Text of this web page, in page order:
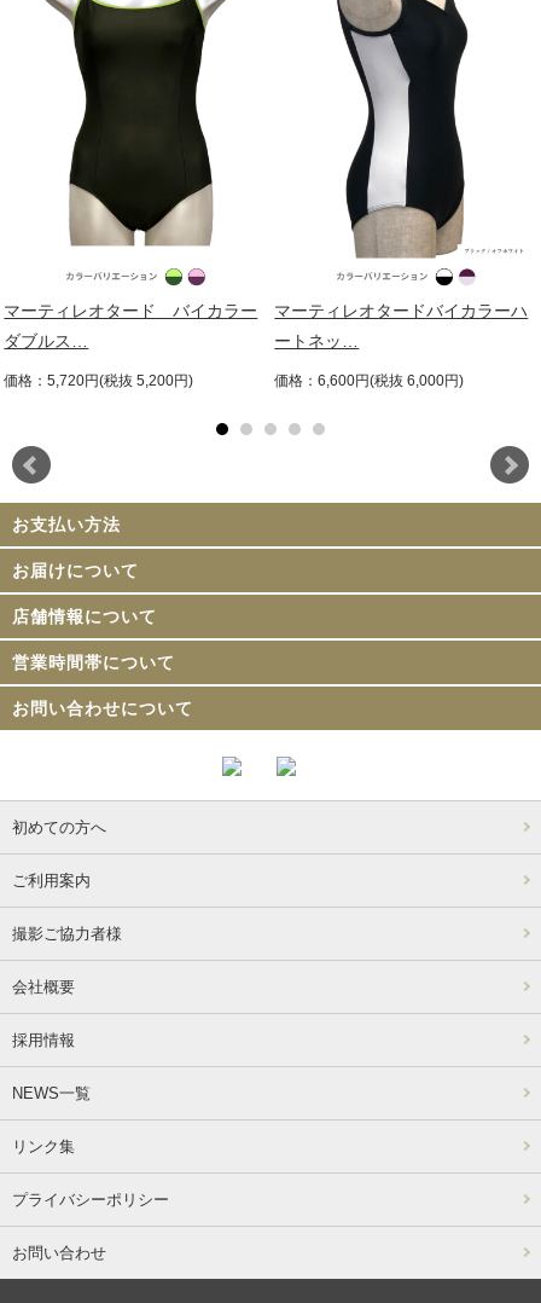
マーティレオタード バイカラー
ダブルス…
価格：5,720円(税抜 5,200円)
マーティレオタードバイカラーハ
ートネッ…
価格：6,600円(税抜 6,000円)
お支払い方法
お届けについて
店舗情報について
営業時間帯について
お問い合わせについて
初めての方へ
ご利用案内
撮影ご協力者様
会社概要
採用情報
NEWS一覧
リンク集
プライバシーポリシー
お問い合わせ